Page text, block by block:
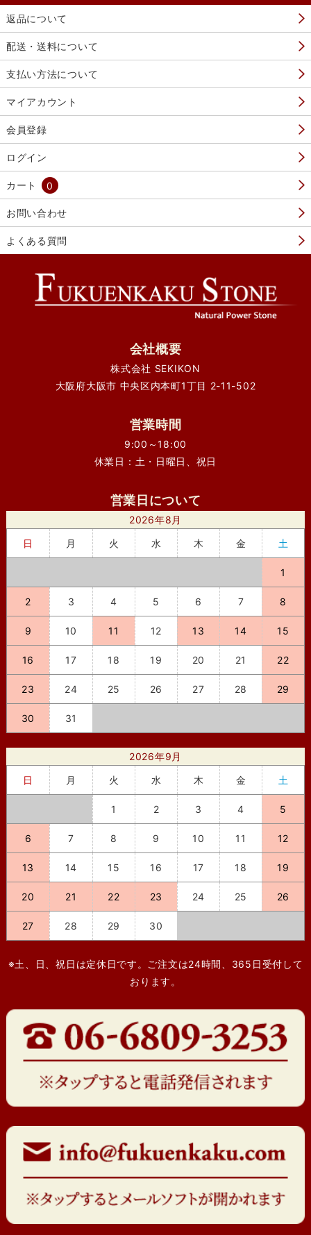
返品について
配送・送料について
支払い方法について
マイアカウント
会員登録
ログイン
カート 0
お問い合わせ
よくある質問
会社概要
株式会社 SEKIKON
大阪府大阪市 中央区内本町1丁目 2-11-502
営業時間
9:00～18:00
休業日：土・日曜日、祝日
営業日について
2026年8月
日
月 火 水 木 金 土
1
2 3 4 5 6 7 8
9 10 11 12 13 14 15
16 17 18 19 20 21 22
23 24 25 26 27 28 29
30 31
2026年9月
日
月 火 水 木 金 土
1 2 3 4 5
6 7 8 9 10 11 12
13 14 15 16 17 18 19
20 21 22 23 24 25 26
27 28 29 30
※土、日、祝日は定休日です。ご注文は24時間、365日受付して
おります。